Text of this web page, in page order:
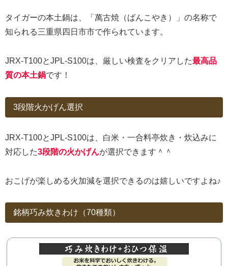
タイガーの本土鍋は、「萬古焼（ばんこやき）」の名称で
知られる三重県四日市市で作られています。
JRX-T100とJPL-S100は、厳しい検査をクリアした最高品
質の本土鍋です！
3段階火かげん選択
JRX-T100とJPL-S100は、白米・一合料亭炊き・炊込みに
対応した3段階の火かげんが選択できます＾＾
おこげが楽しめる火加減を選択できるのは嬉しいですよね♪
銘柄巧み炊きわけ（70種類）